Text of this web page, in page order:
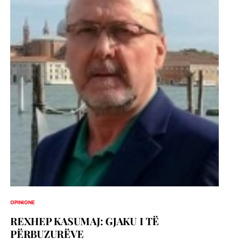
OPINIONE
REXHEP KASUMAJ: GJAKU I TË
PËRBUZURËVE